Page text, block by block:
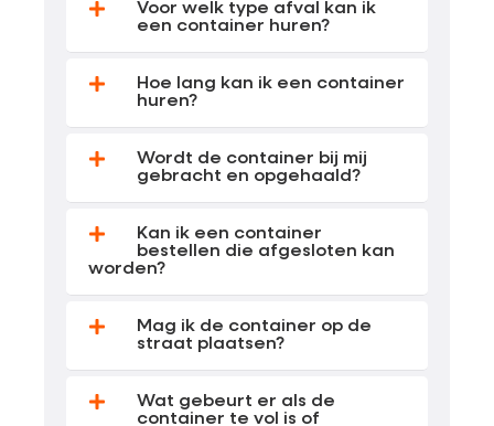
Voor welk type afval kan ik
een container huren?
Hoe lang kan ik een container
huren?
Wordt de container bij mij
gebracht en opgehaald?
Kan ik een container
bestellen die afgesloten kan
worden?
Mag ik de container op de
straat plaatsen?
Wat gebeurt er als de
container te vol is of